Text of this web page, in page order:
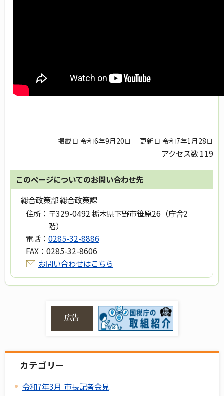
掲載日 令和6年9月20日 更新日 令和7年1月28日
アクセス数119
このページについてのお問い合わせ先
総合政策部 総合政策課
住所： 〒329-0492 栃木県下野市笹原26（庁舎2
階）
電話： 0285-32-8886
FAX： 0285-32-8606
お問い合わせはこちら
広告
カテゴリー
令和7年3月 市長記者会見